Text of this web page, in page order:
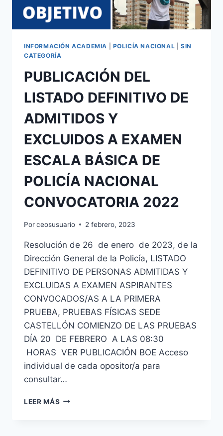
INFORMACIÓN ACADEMIA POLICÍA NACIONAL |SIN
CATEGORÍA
PUBLICACIÓN DEL
LISTADO DEFINITIVO DE
ADMITIDOS Y
EXCLUIDOS A EXAMEN
ESCALA BÁSICA DE
POLICÍA NACIONAL
CONVOCATORIA 2022
Porceosusuario 2 febrero, 2023
Resolución de 26 de enero de 2023, de la
Dirección General de la Policía, LISTADO
DEFINITIVO DE PERSONAS ADMITIDAS Y
EXCLUIDAS A EXAMEN ASPIRANTES
CONVOCADOS/AS A LA PRIMERA
PRUEBA, PRUEBAS FÍSICAS SEDE
CASTELLÓN COMIENZO DE LAS PRUEBAS
DÍA 20 DE FEBRERO A LAS 08:30
HORAS VER PUBLICACIÓN BOE Acceso
individual de cada opositor/a para
consultar…
LEER MÁS PUBLICACIÓN